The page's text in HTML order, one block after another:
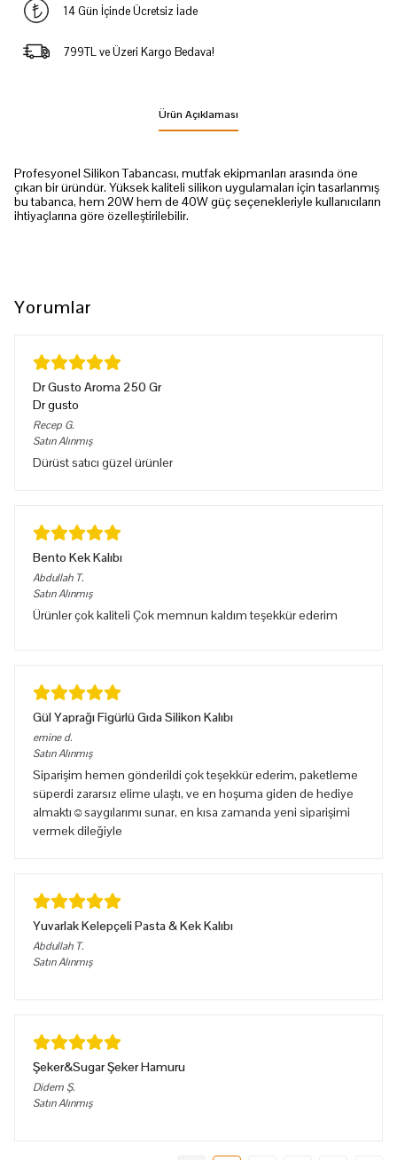
14 Gün İçinde Ücretsiz İade
799TL ve Üzeri Kargo Bedava!
Ürün Açıklaması
Profesyonel Silikon Tabancası, mutfak ekipmanları arasında öne
çıkan bir üründür. Yüksek kaliteli silikon uygulamaları için tasarlanmış
bu tabanca, hem 20W hem de 40W güç seçenekleriyle kullanıcıların
ihtiyaçlarına göre özelleştirilebilir.
Yorumlar
Dr Gusto Aroma 250 Gr
Dr gusto
Recep G.
Satın Alınmış
Dürüst satıcı güzel ürünler
Bento Kek Kalıbı
Abdullah T.
Satın Alınmış
Ürünler çok kaliteli Çok memnun kaldım teşekkür ederim
Gül Yaprağı Figürlü Gıda Silikon Kalıbı
emine d.
Satın Alınmış
Siparişim hemen gönderildi çok teşekkür ederim, paketleme
süperdi zararsız elime ulaştı, ve en hoşuma giden de hediye
almaktı☺️saygılarımı sunar, en kısa zamanda yeni siparişimi
vermek dileğiyle
Yuvarlak Kelepçeli Pasta & Kek Kalıbı
Abdullah T.
Satın Alınmış
Şeker&Sugar Şeker Hamuru
Didem Ş.
Satın Alınmış